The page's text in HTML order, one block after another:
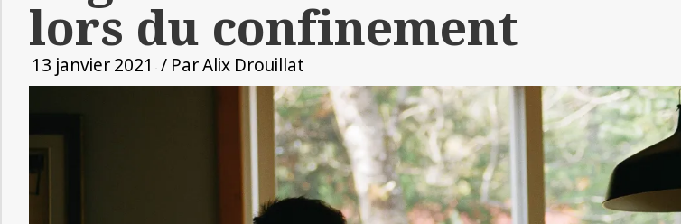
lors du confinement
13 janvier 2021 / ParAlix Drouillat